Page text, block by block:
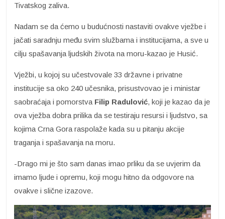
Tivatskog zaliva.
Nadam se da ćemo u budućnosti nastaviti ovakve vježbe i
jačati saradnju među svim službama i institucijama, a sve u
cilju spašavanja ljudskih života na moru-kazao je Husić.
Vježbi, u kojoj su učestvovale 33 državne i privatne
institucije sa oko 240 učesnika, prisustvovao je i ministar
saobraćaja i pomorstva Filip Radulović, koji je kazao da je
ova vježba dobra prilika da se testiraju resursi i ljudstvo, sa
kojima Crna Gora raspolaže kada su u pitanju akcije
traganja i spašavanja na moru.
-Drago mi je što sam danas imao prliku da se uvjerim da
imamo ljude i opremu, koji mogu hitno da odgovore na
ovakve i slične izazove.